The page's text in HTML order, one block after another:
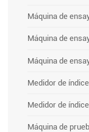
Máquina de
Máquina de
Máquina de
Medidor de
Medidor de
Máquina de